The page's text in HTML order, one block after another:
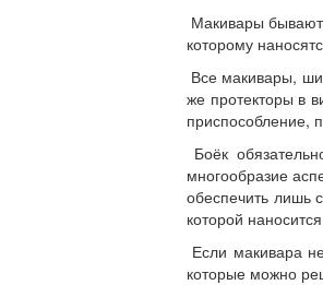
Макивары
которому
Все макивары,
же протекторы в
приспособление,
Боёк
многообразие
обеспечить лишь
которой
Если макивара
которые можно